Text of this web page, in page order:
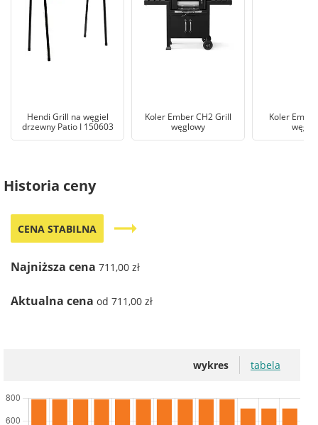
Hendi Grill na węgiel
drzewny Patio I 150603
Koler Ember CH2 Grill
węglowy
Koler
Historia ceny
CENA STABILNA trending_flat
Najniższa cena 711,00 zł
Aktualna cena od 711,00 zł
wykres tabela